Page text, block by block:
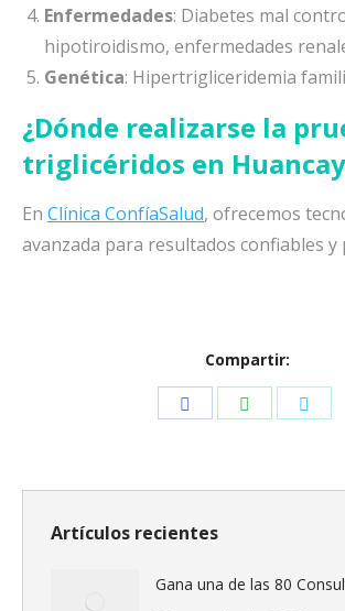
Enfermedades: Diabetes mal
hipotiroidismo, enfermedades
Genética: Hipertrigliceridemia
¿Dónde realizarse la
triglicéridos en
En Clínica ConfíaSalud, ofrecemos
avanzada para resultados confiables y
Compartir:
Artículos recientes
Gana una de las 80